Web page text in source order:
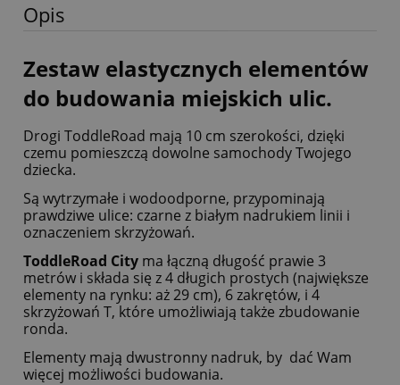
Opis
Zestaw elastycznych elementów
do budowania miejskich ulic.
Drogi ToddleRoad mają 10 cm szerokości, dzięki
czemu pomieszczą dowolne samochody Twojego
dziecka.
Są wytrzymałe i wodoodporne, przypominają
prawdziwe ulice: czarne z białym nadrukiem linii i
oznaczeniem skrzyżowań.
ToddleRoad City ma łączną długość prawie 3
metrów i składa się z 4 długich prostych (największe
elementy na rynku: aż 29 cm), 6 zakrętów, i 4
skrzyżowań T, które umożliwiają także zbudowanie
ronda.
Elementy mają dwustronny nadruk, by dać Wam
więcej możliwości budowania.